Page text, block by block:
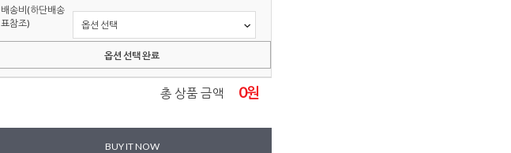
배송비(하단배송
표참조)
옵션 선택 완료
총 상품 금액 0원
BUY IT NOW